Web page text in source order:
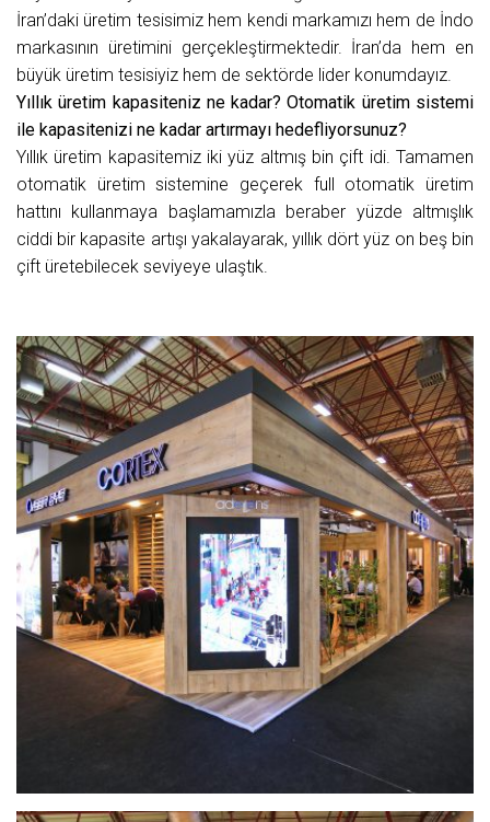
İran’daki üretim tesisimiz hem kendi markamızı hem de İndo
markasının üretimini gerçekleştirmektedir. İran’da hem en
büyük üretim tesisiyiz hem de sektörde lider konumdayız.
Yıllık üretim kapasiteniz ne kadar? Otomatik üretim sistemi
ile kapasitenizi ne kadar artırmayı hedefliyorsunuz?
Yıllık üretim kapasitemiz iki yüz altmış bin çift idi. Tamamen
otomatik üretim sistemine geçerek full otomatik üretim
hattını kullanmaya başlamamızla beraber yüzde altmışlık
ciddi bir kapasite artışı yakalayarak, yıllık dört yüz on beş bin
çift üretebilecek seviyeye ulaştık.